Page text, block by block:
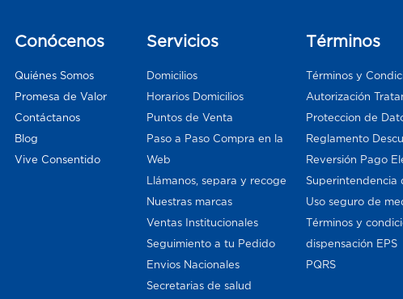
Conócenos
Quiénes Somos
Promesa de Valor
Contáctanos
Blog
Vive Consentido
Servicios
Domicilios
Horarios Domicilios
Puntos de Venta
Paso a Paso Compra en la
Web
Llámanos, separa y recoge
Nuestras marcas
Ventas Institucionales
Seguimiento a tu Pedido
Envios Nacionales
Secretarias de salud
Términos
Términos y
Autorización
Proteccion de
Reglamento
Reversión Pago
Superintendencia
Uso seguro de
Términos y
dispensación EPS
PQRS